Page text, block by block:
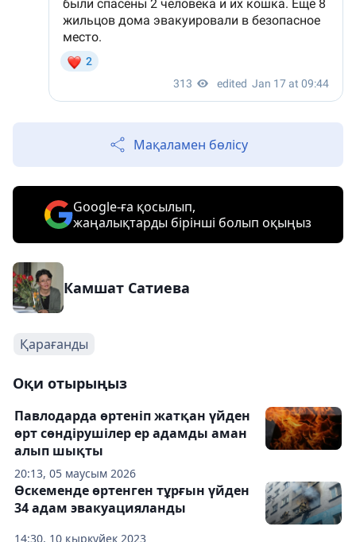
Мақаламен бөлісу
Google-ға қосылып,
жаңалықтарды бірінші болып оқыңыз
Камшат Сатиева
Қарағанды
Оқи отырыңыз
20:13, 05 маусым 2026
Павлодарда өртеніп жатқан үйден
өрт сөндірушілер ер адамды аман
алып шықты
14:30, 10 қыркүйек 2023
Өскеменде өртенген тұрғын үйден
34 адам эвакуацияланды